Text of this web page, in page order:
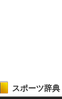
スポーツ辞典